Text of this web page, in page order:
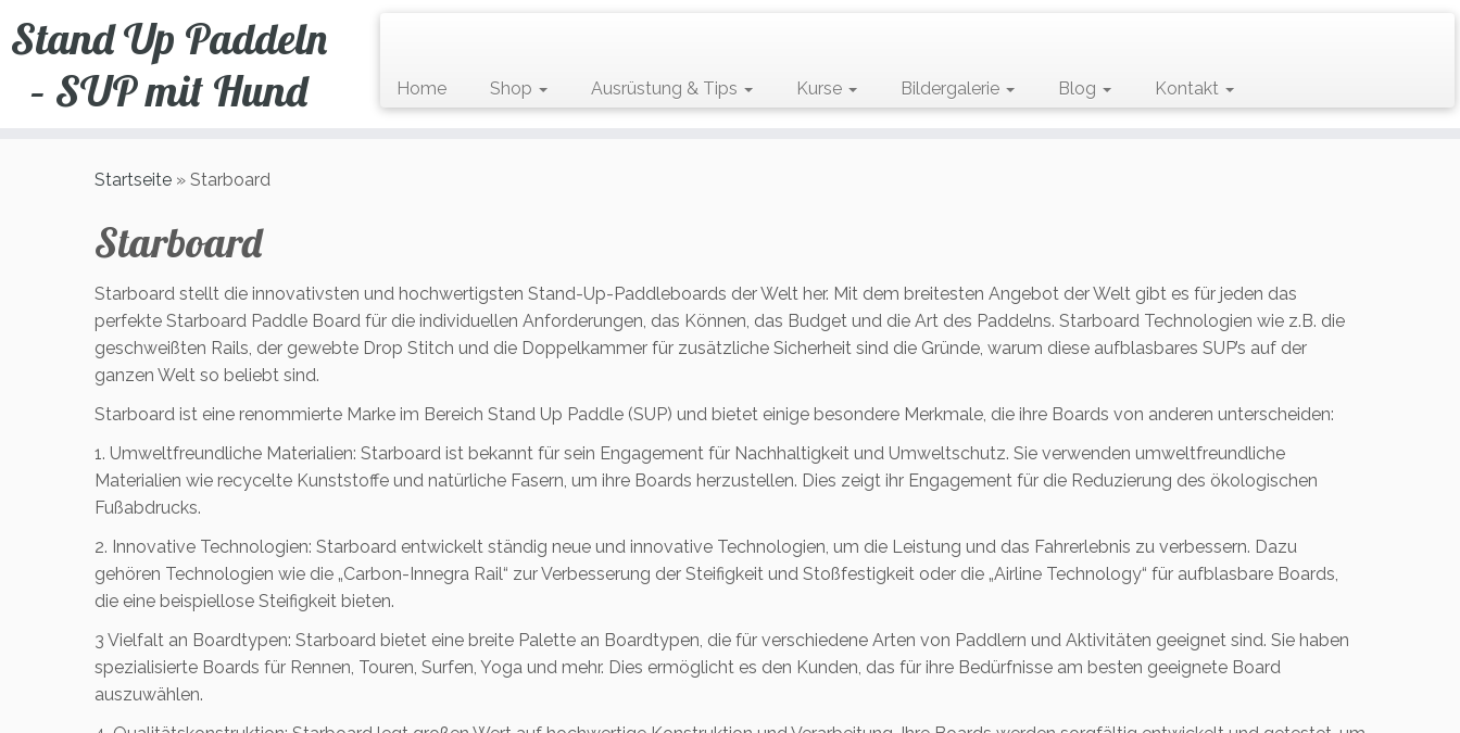
Inhalt
Stand Up Paddeln
– SUP mit Hund
Home Shop Ausrüstung & Tips Kurse Bildergalerie Blog Kontakt
Startseite » Starboard
Starboard
Starboard stellt die innovativsten und hochwertigsten Stand-Up-Paddleboards der Welt her. Mit dem breitesten Angebot der Welt gibt es für jeden das
perfekte Starboard Paddle Board für die individuellen Anforderungen, das Können, das Budget und die Art des Paddelns. Starboard Technologien wie z.B. die
geschweißten Rails, der gewebte Drop Stitch und die Doppelkammer für zusätzliche Sicherheit sind die Gründe, warum diese aufblasbares SUP’s auf der
ganzen Welt so beliebt sind.
Starboard ist eine renommierte Marke im Bereich Stand Up Paddle (SUP) und bietet einige besondere Merkmale, die ihre Boards von anderen unterscheiden:
1. Umweltfreundliche Materialien: Starboard ist bekannt für sein Engagement für Nachhaltigkeit und Umweltschutz. Sie verwenden umweltfreundliche
Materialien wie recycelte Kunststoffe und natürliche Fasern, um ihre Boards herzustellen. Dies zeigt ihr Engagement für die Reduzierung des ökologischen
Fußabdrucks.
2. Innovative Technologien: Starboard entwickelt ständig neue und innovative Technologien, um die Leistung und das Fahrerlebnis zu verbessern. Dazu
gehören Technologien wie die „Carbon-Innegra Rail“ zur Verbesserung der Steifigkeit und Stoßfestigkeit oder die „Airline Technology“ für aufblasbare Boards,
die eine beispiellose Steifigkeit bieten.
3 Vielfalt an Boardtypen: Starboard bietet eine breite Palette an Boardtypen, die für verschiedene Arten von Paddlern und Aktivitäten geeignet sind. Sie haben
spezialisierte Boards für Rennen, Touren, Surfen, Yoga und mehr. Dies ermöglicht es den Kunden, das für ihre Bedürfnisse am besten geeignete Board
auszuwählen.